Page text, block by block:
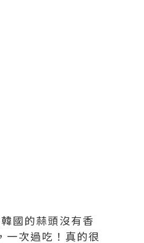
國的蒜頭沒有香
一次過吃！真的很